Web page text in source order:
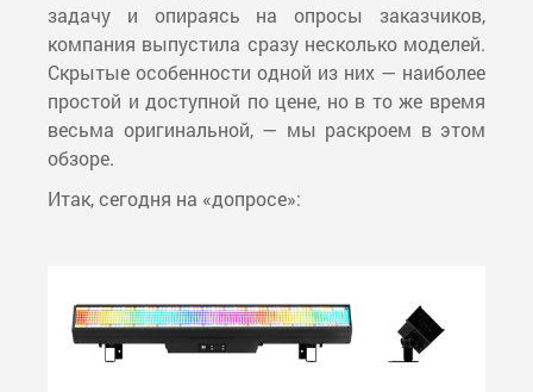
задачу и опираясь на опросы заказчиков,
компания выпустила сразу несколько моделей.
Скрытые особенности одной из них — наиболее
простой и доступной по цене, но в то же время
весьма оригинальной, — мы раскроем в этом
обзоре.
Итак, сегодня на «допросе»: